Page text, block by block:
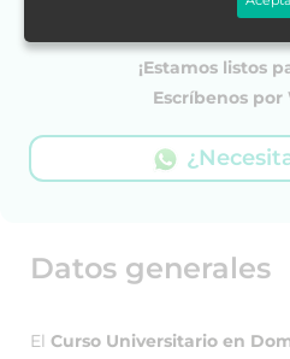
Datos generales
El Curso Universitario en
¡Estamos listos
Escríbenos